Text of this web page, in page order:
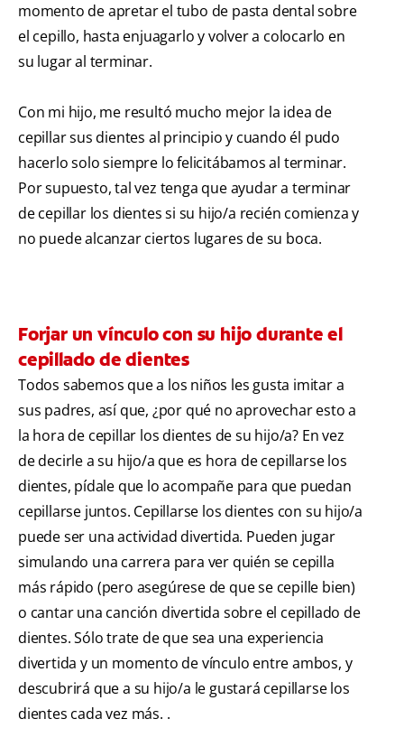
momento de apretar el tubo de pasta dental sobre
el cepillo, hasta enjuagarlo y volver a colocarlo en
su lugar al terminar.
Con mi hijo, me resultó mucho mejor la idea de
cepillar sus dientes al principio y cuando él pudo
hacerlo solo siempre lo felicitábamos al terminar.
Por supuesto, tal vez tenga que ayudar a terminar
de cepillar los dientes si su hijo/a recién comienza y
no puede alcanzar ciertos lugares de su boca.
Forjar un vínculo con su hijo durante el
cepillado de dientes
Todos sabemos que a los niños les gusta imitar a
sus padres, así que, ¿por qué no aprovechar esto a
la hora de cepillar los dientes de su hijo/a? En vez
de decirle a su hijo/a que es hora de cepillarse los
dientes, pídale que lo acompañe para que puedan
cepillarse juntos. Cepillarse los dientes con su hijo/a
puede ser una actividad divertida. Pueden jugar
simulando una carrera para ver quién se cepilla
más rápido (pero asegúrese de que se cepille bien)
o cantar una canción divertida sobre el cepillado de
dientes. Sólo trate de que sea una experiencia
divertida y un momento de vínculo entre ambos, y
descubrirá que a su hijo/a le gustará cepillarse los
dientes cada vez más. .